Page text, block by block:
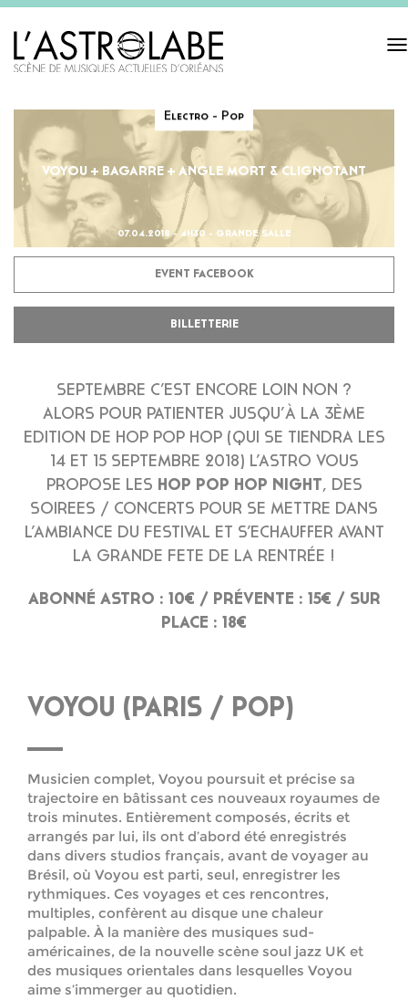
Electro - Pop
VOYOU + BAGARRE + ANGLE MORT & CLIGNOTANT
07.04.2018 - 4H30 - GRANDE SALLE
EVENT FACEBOOK
BILLETTERIE
SEPTEMBRE C’EST ENCORE LOIN NON ?
ALORS POUR PATIENTER JUSQU’À LA 3ÈME
EDITION DE HOP POP HOP (QUI SE TIENDRA LES
14 ET 15 SEPTEMBRE 2018) L’ASTRO VOUS
PROPOSE LES HOP POP HOP NIGHT, DES
SOIREES / CONCERTS POUR SE METTRE DANS
L’AMBIANCE DU FESTIVAL ET S’ECHAUFFER AVANT
LA GRANDE FETE DE LA RENTRÉE !
ABONNÉ ASTRO : 10€ / PRÉVENTE : 15€ / SUR
PLACE : 18€
VOYOU (PARIS / POP)
Musicien complet, Voyou poursuit et précise sa
trajectoire en bâtissant ces nouveaux royaumes de
trois minutes. Entièrement composés, écrits et
arrangés par lui, ils ont d’abord été enregistrés
dans divers studios français, avant de voyager au
Brésil, où Voyou est parti, seul, enregistrer les
rythmiques. Ces voyages et ces rencontres,
multiples, confèrent au disque une chaleur
palpable. À la manière des musiques sud-
américaines, de la nouvelle scène soul jazz UK et
des musiques orientales dans lesquelles Voyou
aime s’immerger au quotidien.